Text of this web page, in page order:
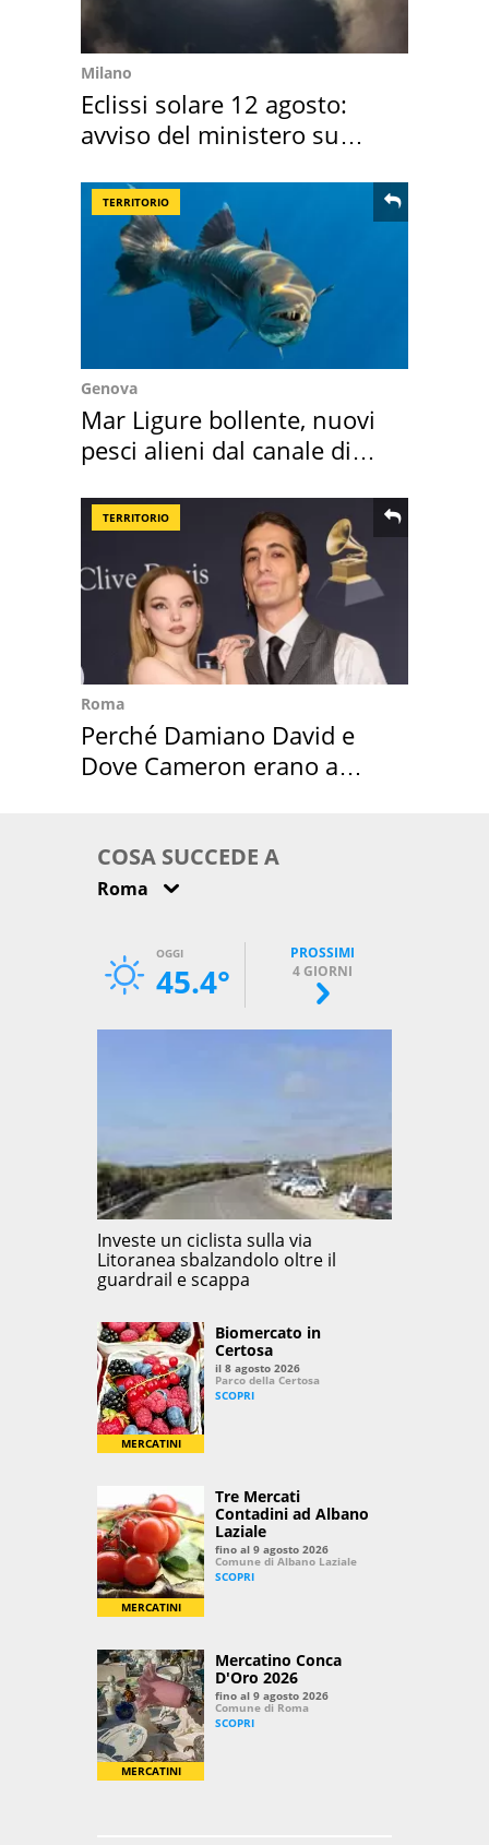
Milano
Eclissi solare 12 agosto:
avviso del ministero su
TERRITORIO
Genova
Mar Ligure bollente, nuovi
pesci alieni dal canale di
TERRITORIO
Roma
Perché Damiano David e
Dove Cameron erano a